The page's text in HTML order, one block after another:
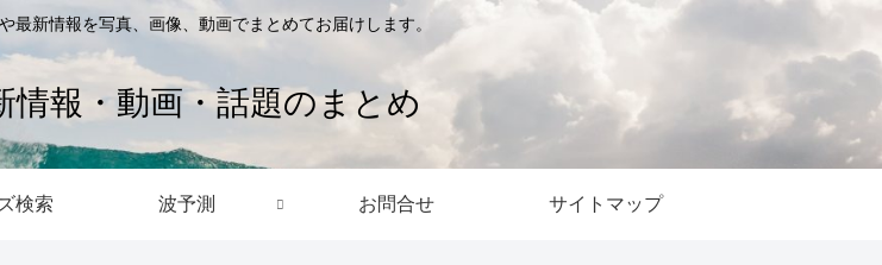
最新情報を写真、画像、動画でまとめてお届けします。
情報・動画・話題のまとめ
検索 波予測 お問合せ サイトマップ